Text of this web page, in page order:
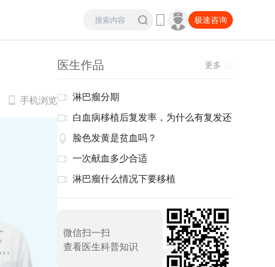
极速咨询
手机浏览
医生作品 更多
淋巴瘤分期
白血病移植后复发率，为什么有复发还
要做移植
脸色发黄是贫血吗？
一次献血多少合适
淋巴瘤什么情况下要移植
微信扫一扫
查看医生科普知识